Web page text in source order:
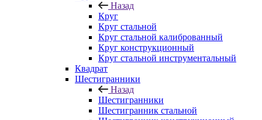
Назад
Круг
Круг стальной
Круг стальной калиброванный
Круг конструкционный
Круг стальной инструментальный
Квадрат
Шестигранники
Назад
Шестигранники
Шестигранник стальной